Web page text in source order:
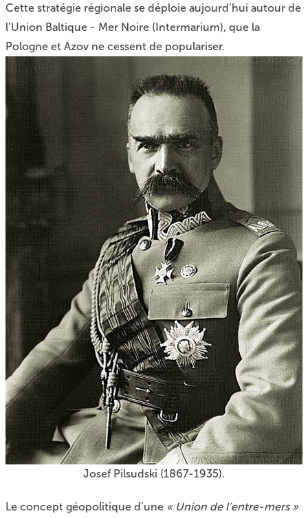
Cette stratégie régionale se déploie aujourd’hui autour de
l’Union Baltique - Mer Noire (Intermarium), que la
Pologne et Azov ne cessent de populariser.
Josef Pilsudski (1867-1935).
Le concept géopolitique d’une « Union de l’entre-mers »